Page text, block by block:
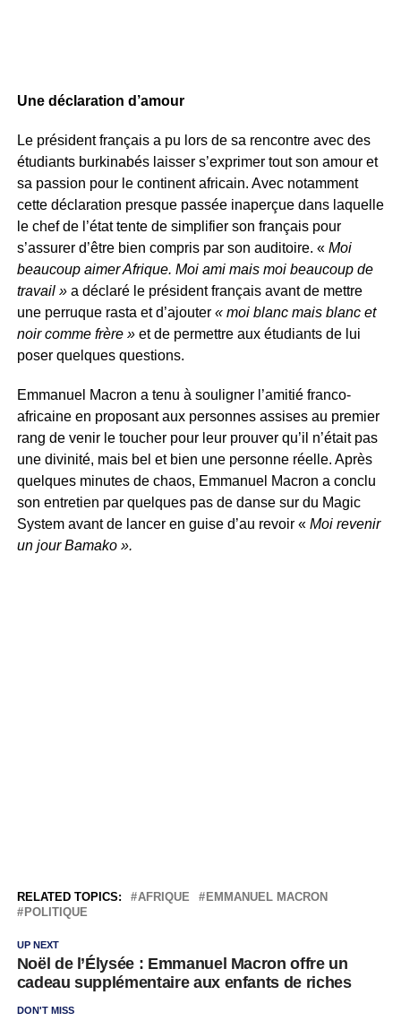
Une déclaration d’amour
Le président français a pu lors de sa rencontre avec des
étudiants burkinabés laisser s’exprimer tout son amour et
sa passion pour le continent africain. Avec notamment
cette déclaration presque passée inaperçue dans laquelle
le chef de l’état tente de simplifier son français pour
s’assurer d’être bien compris par son auditoire. «Moi
beaucoup aimer Afrique. Moi ami mais moi beaucoup de
travail »a déclaré le président français avant de mettre
une perruque rasta et d’ajouter« moi blanc mais blanc et
noir comme frère »et de permettre aux étudiants de lui
poser quelques questions.
Emmanuel Macron a tenu à souligner l’amitié franco-
africaine en proposant aux personnes assises au premier
rang de venir le toucher pour leur prouver qu’il n’était pas
une divinité, mais bel et bien une personne réelle. Après
quelques minutes de chaos, Emmanuel Macron a conclu
son entretien par quelques pas de danse sur du Magic
System avant de lancer en guise d’au revoir «Moi revenir
un jour Bamako ».
RELATED TOPICS: AFRIQUE
EMMANUEL MACRON
POLITIQUE
UP NEXT
Noël de l’Élysée : Emmanuel Macron offre un
cadeau supplémentaire aux enfants de riches
DON'T MISS